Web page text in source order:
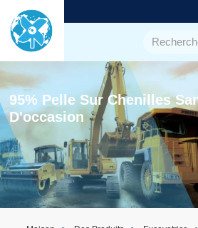
95% Pelle Sur Chenilles
D'occasion